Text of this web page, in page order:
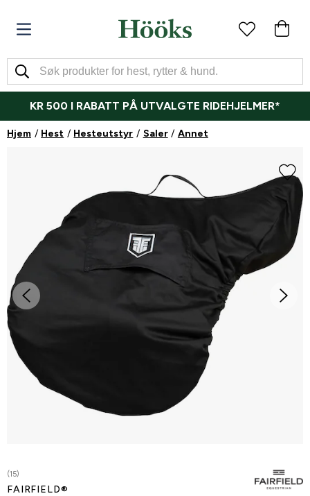
KR 500 I RABATT PÅ UTVALGTE RIDEHJELMER*
Hjem Hest Hesteutstyr Saler Annet
(15)
FAIRFIELD®